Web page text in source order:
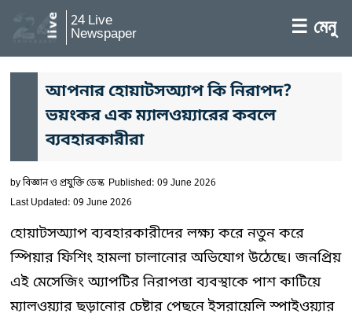
24 Live
Newspaper ☰ মেনু
আপনার হোয়াটসঅ্যাপ কি নিরাপদ?
ভয়ংকর এক ম্যালওয়্যারের কবলে
ব্যবহারকারীরা
byবিজ্ঞান ও প্রযুক্তি ডেস্ক Published: 09 June 2026
Last Updated: 09 June 2026
হোয়াটসঅ্যাপ ব্যবহারকারীদের লক্ষ্য করে নতুন করে
স্পিয়ার ফিশিং হামলা চালানোর অভিযোগ উঠেছে। জনপ্রিয়
এই মেসেজিং অ্যাপটির নিরাপত্তা ব্যবস্থাকে পাশ কাটিয়ে
ম্যালওয়্যার ছড়ানোর চেষ্টার পেছনে ইসরায়েলি স্পাইওয়্যার